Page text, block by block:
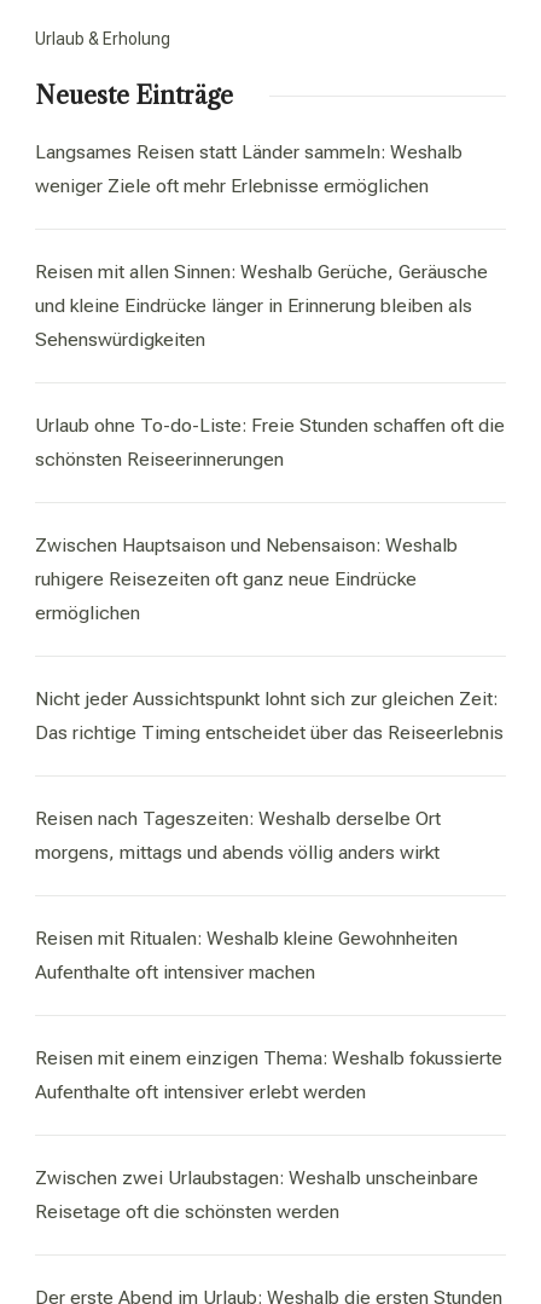
Urlaub & Erholung
Neueste Einträge
Langsames Reisen statt Länder sammeln: Weshalb
weniger Ziele oft mehr Erlebnisse ermöglichen
Reisen mit allen Sinnen: Weshalb Gerüche, Geräusche
und kleine Eindrücke länger in Erinnerung bleiben als
Sehenswürdigkeiten
Urlaub ohne To-do-Liste: Freie Stunden schaffen oft die
schönsten Reiseerinnerungen
Zwischen Hauptsaison und Nebensaison: Weshalb
ruhigere Reisezeiten oft ganz neue Eindrücke
ermöglichen
Nicht jeder Aussichtspunkt lohnt sich zur gleichen Zeit:
Das richtige Timing entscheidet über das Reiseerlebnis
Reisen nach Tageszeiten: Weshalb derselbe Ort
morgens, mittags und abends völlig anders wirkt
Reisen mit Ritualen: Weshalb kleine Gewohnheiten
Aufenthalte oft intensiver machen
Reisen mit einem einzigen Thema: Weshalb fokussierte
Aufenthalte oft intensiver erlebt werden
Zwischen zwei Urlaubstagen: Weshalb unscheinbare
Reisetage oft die schönsten werden
Der erste Abend im Urlaub: Weshalb die ersten Stunden